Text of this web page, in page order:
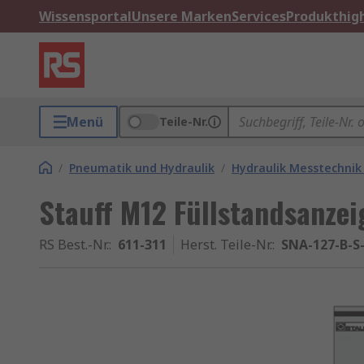
WissensportalUnsere MarkenServices
Menü Teile-Nr.
/ Pneumatik und Hydraulik / Hydraulik
Stauff M12
RS Best.-Nr.: 611-311 Herst. Teile-Nr.: SNA-127-B-